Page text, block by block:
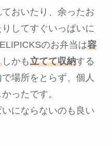
おいたり、余ったお
してすぐいっぱいに
のお弁当は容
しかも立てて収納する
場所をとらず、個人
ったです。
にならないのも良い